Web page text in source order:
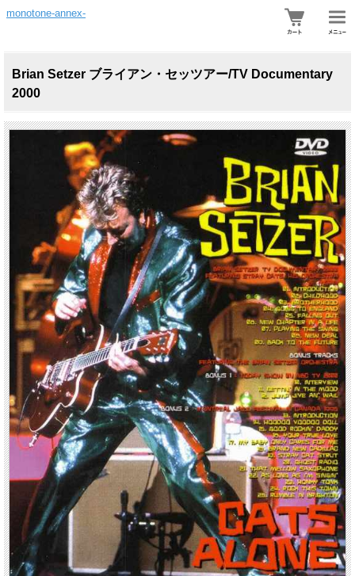
monotone-annex-
Brian Setzer ブライアン・セッツアー/TV Documentary
2000